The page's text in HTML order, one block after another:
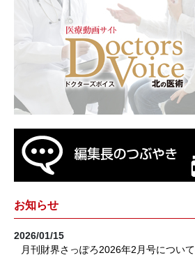
お知らせ
2026/01/15
月刊財界さっぽろ2026年2月号につい